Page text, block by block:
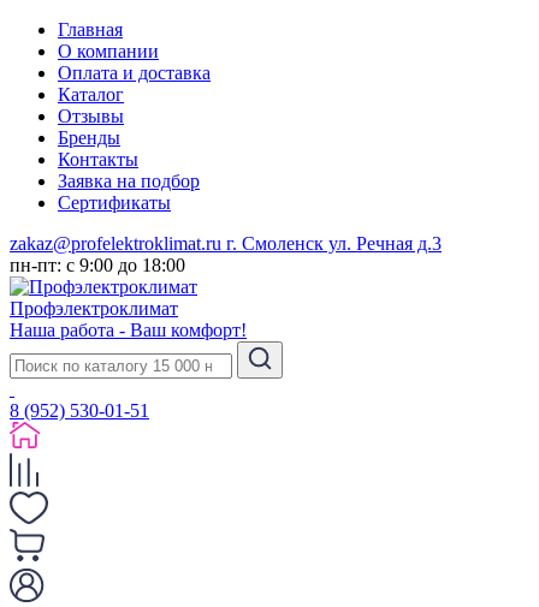
Главная
О компании
Оплата и доставка
Каталог
Отзывы
Бренды
Контакты
Заявка на подбор
Сертификаты
zakaz@profelektroklimat.ru г. Смоленск ул. Речная д.3
пн-пт: с 9:00 до 18:00
Профэлектроклимат
Наша работа - Ваш комфорт!
8 (952) 530-01-51